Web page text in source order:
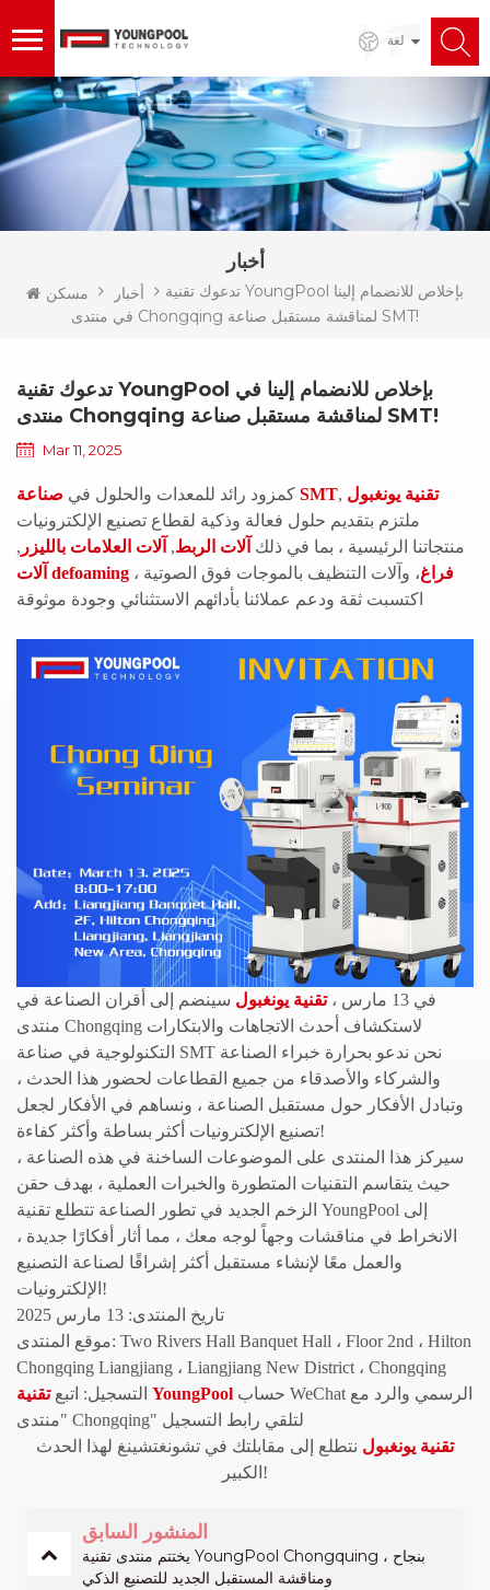
لغة
أخبار
مسكن أخبار
تدعوك تقنية YoungPool بإخلاص للانضمام إلينا
في منتدى Chongqing لمناقشة مستقبل صناعة SMT!
تدعوك تقنية YoungPool بإخلاص للانضمام إلينا في
منتدى Chongqing لمناقشة مستقبل صناعة SMT!
Mar 11, 2025
كمزود رائد للمعدات والحلول في صناعة SMT, تقنية يونغبول
ملتزم بتقديم حلول فعالة وذكية لقطاع تصنيع الإلكترونيات
منتجاتنا الرئيسية ، بما في ذلك آلات الربط, آلات العلامات بالليزر ,
آلات defoaming فراغ، وآلات التنظيف بالموجات فوق الصوتية ،
اكتسبت ثقة ودعم عملائنا بأدائهم الاستثنائي وجودة موثوقة
في 13 مارس ، تقنية يونغبول سينضم إلى أقران الصناعة في
منتدى Chongqing لاستكشاف أحدث الاتجاهات والابتكارات
التكنولوجية في صناعة SMT نحن ندعو بحرارة خبراء الصناعة
والشركاء والأصدقاء من جميع القطاعات لحضور هذا الحدث ،
وتبادل الأفكار حول مستقبل الصناعة ، ونساهم في الأفكار لجعل
تصنيع الإلكترونيات أكثر بساطة وأكثر كفاءة!
سيركز هذا المنتدى على الموضوعات الساخنة في هذه الصناعة ،
حيث يتقاسم التقنيات المتطورة والخبرات العملية ، بهدف حقن
الزخم الجديد في تطور الصناعة تتطلع تقنية YoungPool إلى
الانخراط في مناقشات وجهاً لوجه معك ، مما أثار أفكارًا جديدة ،
والعمل معًا لإنشاء مستقبل أكثر إشراقًا لصناعة التصنيع
الإلكترونيات!
تاريخ المنتدى: 13 مارس 2025
موقع المنتدى: Two Rivers Hall Banquet Hall ، Floor 2nd ، Hilton
Chongqing Liangjiang ، Liangjiang New District ، Chongqing
التسجيل: اتبع تقنية YoungPool
"منتدى Chongqing" لتلقي رابط التسجيل
تقنية يونغبول نتطلع إلى مقابلتك في تشونغتشينغ لهذا الحدث
الكبير!
المنشور السابق
يختتم منتدى تقنية YoungPool Chongquing بنجاح ،
ومناقشة المستقبل الجديد للتصنيع الذكي